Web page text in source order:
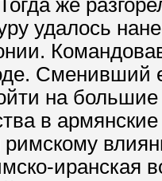
же
удалось
на большие
в
иранская